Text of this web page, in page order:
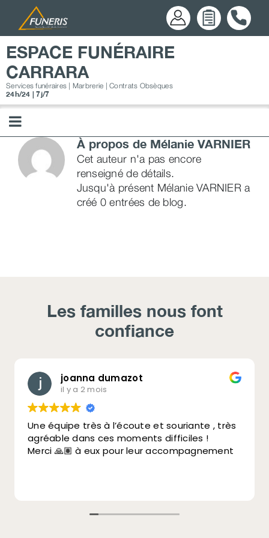
contenu
ESPACE FUNÉRAIRE
CARRARA
Services funéraires | Marbrerie | Contrats Obsèques
24h/24 | 7j/7
À propos de Mélanie VARNIER
Cet auteur n'a pas encore
renseigné de détails.
Jusqu'à présent Mélanie VARNIER a
créé 0 entrées de blog.
Les familles nous font
confiance
joanna dumazot
il y a 2 mois
Une équipe très à l’écoute et souriante , très
agréable dans ces moments difficiles !
Merci 🙏🏽 à eux pour leur accompagnement